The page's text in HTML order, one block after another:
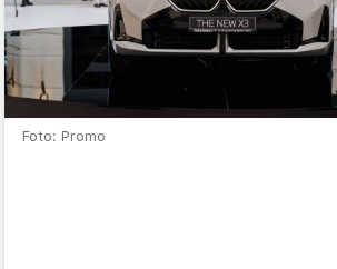
Foto: Promo